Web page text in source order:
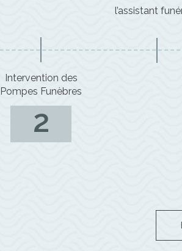
2
Intervention des
Pompes Funèbres
l’assistant